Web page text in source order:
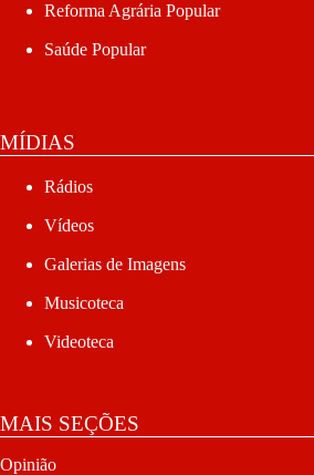
Reforma Agrária Popular
Saúde Popular
MÍDIAS
Rádios
Vídeos
Galerias de Imagens
Musicoteca
Videoteca
MAIS SEÇÕES
Opinião